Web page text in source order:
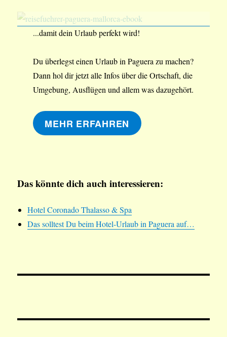
...damit dein Urlaub perfekt wird!
Du überlegst einen Urlaub in Paguera zu machen?
Dann hol dir jetzt alle Infos über die Ortschaft, die
Umgebung, Ausflügen und allem was dazugehört.
MEHR ERFAHREN
Das könnte dich auch interessieren:
Hotel Coronado Thalasso & Spa
Das solltest Du beim Hotel-Urlaub in Paguera auf…